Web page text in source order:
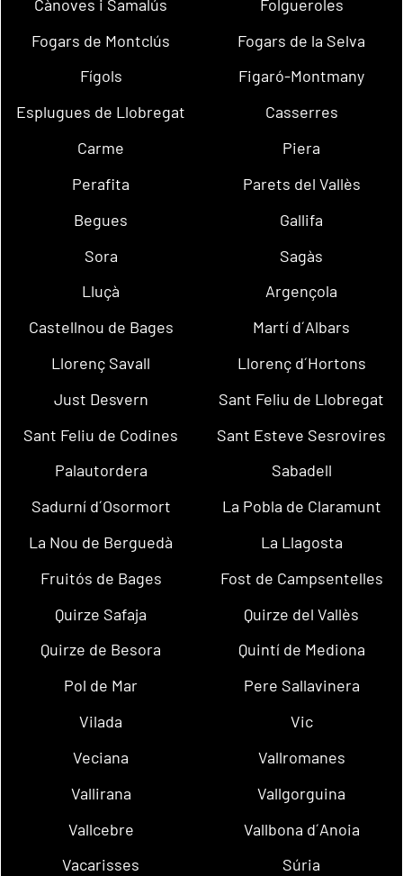
Cànoves i Samalús
Folgueroles
Fogars de Montclús
Fogars de la Selva
Fígols
Figaró-Montmany
Esplugues de Llobregat
Casserres
Carme
Piera
Perafita
Parets del Vallès
Begues
Gallifa
Sora
Sagàs
Lluçà
Argençola
Castellnou de Bages
Martí d´Albars
Llorenç Savall
Llorenç d´Hortons
Just Desvern
Sant Feliu de Llobregat
Sant Feliu de Codines
Sant Esteve Sesrovires
Palautordera
Sabadell
Sadurní d´Osormort
La Pobla de Claramunt
La Nou de Berguedà
La Llagosta
Fruitós de Bages
Fost de Campsentelles
Quirze Safaja
Quirze del Vallès
Quirze de Besora
Quintí de Mediona
Pol de Mar
Pere Sallavinera
Vilada
Vic
Veciana
Vallromanes
Vallirana
Vallgorguina
Vallcebre
Vallbona d´Anoia
Vacarisses
Súria